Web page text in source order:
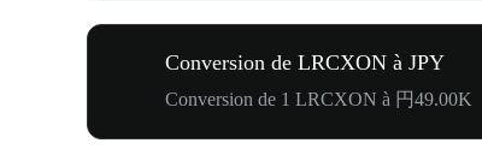
Conversion de LRCXON à JPY
Conversion de 1 LRCXON à 円49.00K